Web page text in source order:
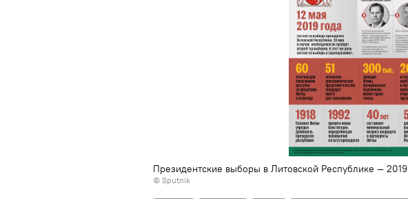
Президентские выборы в Литовской Республике — 2019
© Sputnik